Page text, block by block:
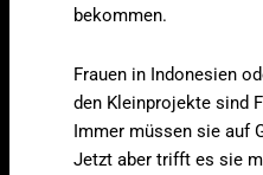
bekommen.
Frauen in Indonesien
den Kleinprojekte sind
Immer müssen sie auf
Jetzt aber trifft es sie